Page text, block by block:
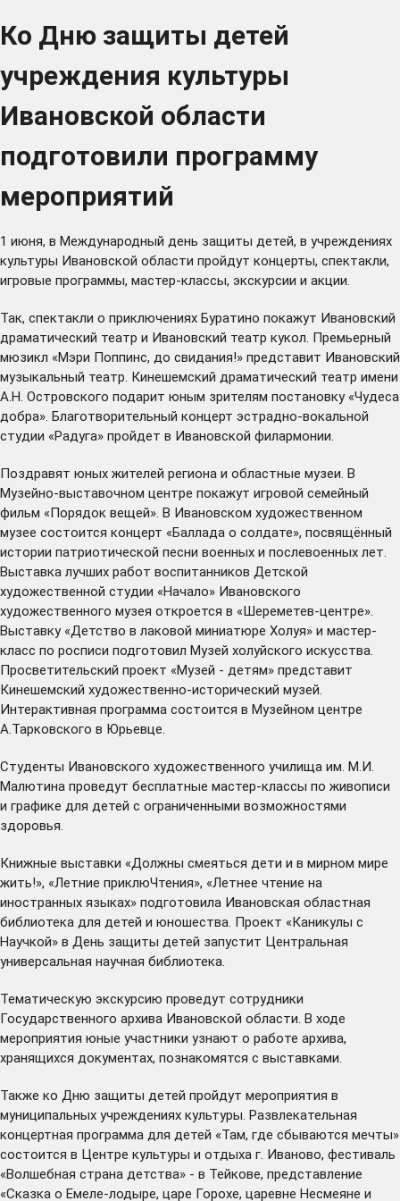
Ко Дню защиты детей
учреждения культуры
Ивановской области
подготовили программу
мероприятий
1 июня, в Международный день защиты детей, в учреждениях
культуры Ивановской области пройдут концерты, спектакли,
игровые программы, мастер-классы, экскурсии и акции.
Так, спектакли о приключениях Буратино покажут Ивановский
драматический театр и Ивановский театр кукол. Премьерный
мюзикл «Мэри Поппинс, до свидания!» представит Ивановский
музыкальный театр. Кинешемский драматический театр имени
А.Н. Островского подарит юным зрителям постановку «Чудеса
добра». Благотворительный концерт эстрадно-вокальной
студии «Радуга» пройдет в Ивановской филармонии.
Поздравят юных жителей региона и областные музеи. В
Музейно-выставочном центре покажут игровой семейный
фильм «Порядок вещей». В Ивановском художественном
музее состоится концерт «Баллада о солдате», посвящённый
истории патриотической песни военных и послевоенных лет.
Выставка лучших работ воспитанников Детской
художественной студии «Начало» Ивановского
художественного музея откроется в «Шереметев-центре».
Выставку «Детство в лаковой миниатюре Холуя» и мастер-
класс по росписи подготовил Музей холуйского искусства.
Просветительский проект «Музей - детям» представит
Кинешемский художественно-исторический музей.
Интерактивная программа состоится в Музейном центре
А.Тарковского в Юрьевце.
Студенты Ивановского художественного училища им. М.И.
Малютина проведут бесплатные мастер-классы по живописи
и графике для детей с ограниченными возможностями
здоровья.
Книжные выставки «Должны смеяться дети и в мирном мире
жить!», «Летние приклюЧтения», «Летнее чтение на
иностранных языках» подготовила Ивановская областная
библиотека для детей и юношества. Проект «Каникулы с
Научкой» в День защиты детей запустит Центральная
универсальная научная библиотека.
Тематическую экскурсию проведут сотрудники
Государственного архива Ивановской области. В ходе
мероприятия юные участники узнают о работе архива,
хранящихся документах, познакомятся с выставками.
Также ко Дню защиты детей пройдут мероприятия в
муниципальных учреждениях культуры. Развлекательная
концертная программа для детей «Там, где сбываются мечты»
состоится в Центре культуры и отдыха г. Иваново, фестиваль
«Волшебная страна детства» - в Тейкове, представление
«Сказка о Емеле-лодыре, царе Горохе, царевне Несмеяне и